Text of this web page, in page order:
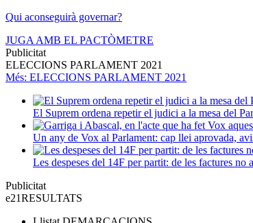
Qui aconseguirà governar?
JUGA AMB EL PACTÒMETRE
Publicitat
ELECCIONS PARLAMENT 2021
Més: ELECCIONS PARLAMENT 2021
El Suprem ordena repetir el judici a la mesa del
Un any de Vox al Parlament: cap llei aprovada,
Les despeses del 14F per partit: de les factures no
Publicitat
e21RESULTATS